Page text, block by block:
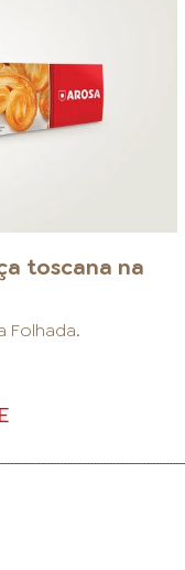
toscana na
Folhada.